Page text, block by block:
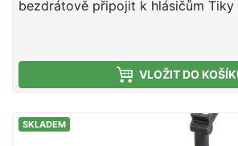
bezdrátově připojit k hlásičům Tiky
dioda prostřed. Podle barvy ihned
hlásič hlásí záběr. Lampa je
magnety a S-háky kpřipevnění.
doba dosvitu lze regulovat. 3 x 1,5
(není součástí balení)
VLOŽIT DO
SKLADEM